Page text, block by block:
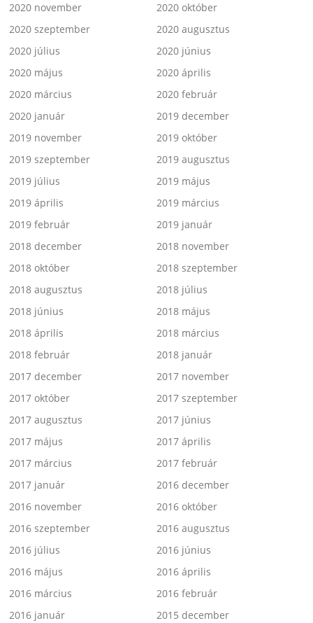
2020 november
2020 október
2020 szeptember
2020 augusztus
2020 július
2020 június
2020 május
2020 április
2020 március
2020 február
2020 január
2019 december
2019 november
2019 október
2019 szeptember
2019 augusztus
2019 július
2019 május
2019 április
2019 március
2019 február
2019 január
2018 december
2018 november
2018 október
2018 szeptember
2018 augusztus
2018 július
2018 június
2018 május
2018 április
2018 március
2018 február
2018 január
2017 december
2017 november
2017 október
2017 szeptember
2017 augusztus
2017 június
2017 május
2017 április
2017 március
2017 február
2017 január
2016 december
2016 november
2016 október
2016 szeptember
2016 augusztus
2016 július
2016 június
2016 május
2016 április
2016 március
2016 február
2016 január
2015 december